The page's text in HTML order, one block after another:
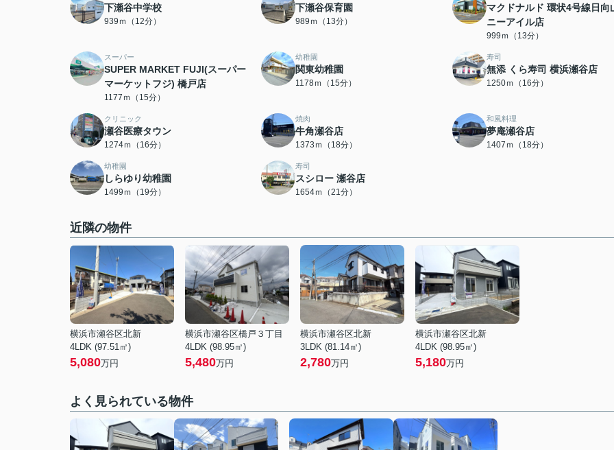
下瀬谷中学校
939ｍ（12分）
下瀬谷保育園
989ｍ（13分）
マクドナルド 環状4号線日向
ニーアイル店
999ｍ（13分）
スーパー
SUPER MARKET FUJI(スーパー
マーケットフジ) 橋戸店
1177ｍ（15分）
幼稚園
関東幼稚園
1178ｍ（15分）
寿司
無添 くら寿司 横浜瀬谷店
1250ｍ（16分）
クリニック
瀬谷医療タウン
1274ｍ（16分）
焼肉
牛角瀬谷店
1373ｍ（18分）
和風料理
夢庵瀬谷店
1407ｍ（18分）
幼稚園
しらゆり幼稚園
1499ｍ（19分）
寿司
スシロー 瀬谷店
1654ｍ（21分）
近隣の物件
横浜市瀬谷区北新
4LDK (97.51㎡)
5,080万円
横浜市瀬谷区橋戸３丁目
4LDK (98.95㎡)
5,480万円
横浜市瀬谷区北新
3LDK (81.14㎡)
2,780万円
横浜市瀬谷区北新
4LDK (98.95㎡)
5,180万円
よく見られている物件